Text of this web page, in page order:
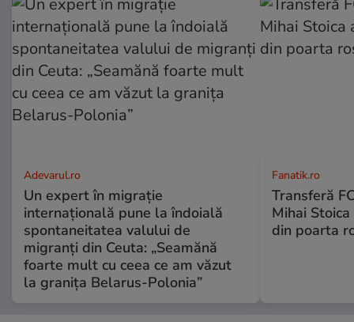
Adevarul.ro
Un expert în migrație
internațională pune la îndoială
spontaneitatea valului de
migranți din Ceuta: „Seamănă
foarte mult cu ceea ce am văzut
la granița Belarus-Polonia”
Fanatik.ro
Transferă
Mihai
din poarta